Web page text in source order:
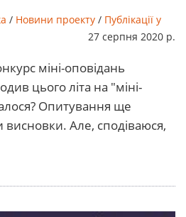
/ Новини проекту/ Публікації у
27 серпня 2020 р.
міні-оповідань
цього літа на "міні-
Опитування ще
висновки. Але, сподіваюся,